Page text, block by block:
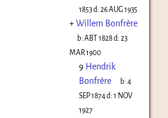
1853d: 26 AUG 1935
+Willem Bonfrère
b:ABT 1828d:23
MAR 1900
9 Hendrik
Bonfrère
b:4
SEP 1874d: 1 NOV
1927